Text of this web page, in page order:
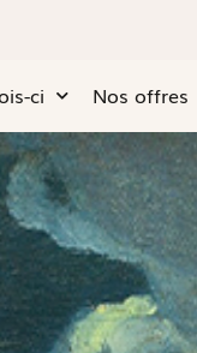
ci Nos offres